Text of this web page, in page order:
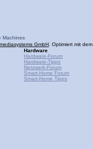
Machines
GmbH . Optimiert mit dem
Hardware
Hardware-Forum
Hardware-Tipps
Netzwerk-Forum
Smart-Home Forum
Smart-Home Tipps